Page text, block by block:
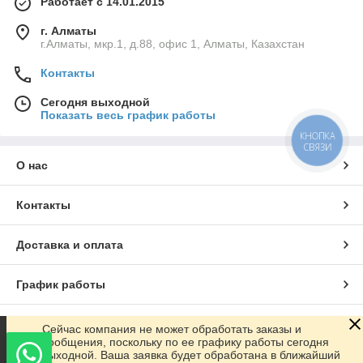
г. Алматы
г.Алматы, мкр.1, д.88, офис 1, Алматы, Казахстан
Контакты
Сегодня выходной
Показать весь график работы
О нас
Контакты
Доставка и оплата
График работы
Полная версия сайта
Сейчас компания не может обработать заказы и
сообщения, поскольку по ее графику работы сегодня
выходной. Ваша заявка будет обработана в ближайший
КНОПКА
СВЯЗИ